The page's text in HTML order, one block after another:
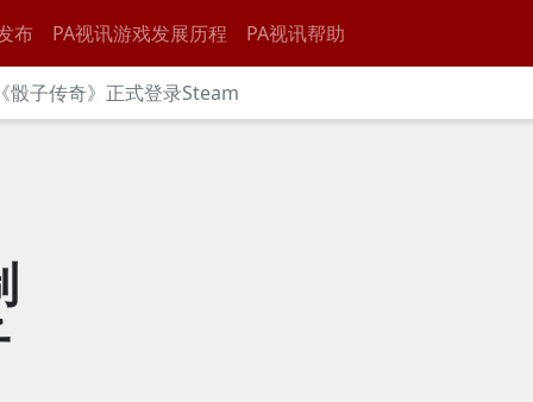
布 PA视讯游戏发展历程 PA视讯帮助
骰子传奇》正式登录Steam